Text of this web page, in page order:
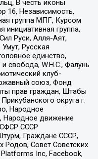
В честь иконы
16, Независимость,
группа МПГ, Курсом
инициативная группа,
Руси, Алля-Аят,
Русская
единство,
свобода, W.H.С., Фалунь
клуб-
союз, Фонд
прав граждан, Штабы
округа г.
Народное
Народное движение
СССР
Граждане СССР,
Родов, Совет Советских
Inc, Facebook,